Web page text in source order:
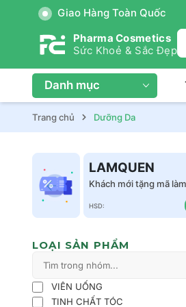
Giao Hàng Toàn Quốc
Pharma Cosmetics
Sức Khoẻ & Sắc Đẹp
Danh mục
Trang chủ Dưỡng Da
LAMQUEN
Khách mới tặng mã
HSD:
LOẠI SẢN PHẨM
VIÊN UỐNG
TINH CHẤT TÓC